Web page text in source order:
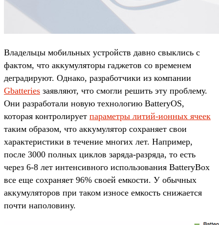
Владельцы мобильных устройств давно свыклись с
фактом, что аккумуляторы гаджетов со временем
деградируют. Однако, разработчики из компании
Gbatteries заявляют, что смогли решить эту проблему.
Они разработали новую технологию BatteryOS,
которая контролирует параметры литий-ионных ячеек
таким образом, что аккумулятор сохраняет свои
характеристики в течение многих лет. Например,
после 3000 полных циклов заряда-разряда, то есть
через 6-8 лет интенсивного использования BatteryBox
все еще сохраняет 96% своей емкости. У обычных
аккумуляторов при таком износе емкость снижается
почти наполовину.